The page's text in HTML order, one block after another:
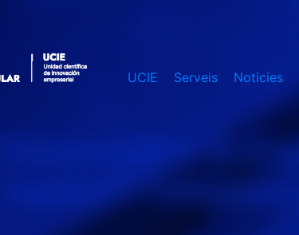
UCIE Serveis Noticies